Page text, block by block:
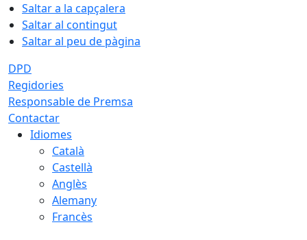
Saltar a la capçalera
Saltar al contingut
Saltar al peu de pàgina
DPD
Regidories
Responsable de Premsa
Contactar
Idiomes
Català
Castellà
Anglès
Alemany
Francès